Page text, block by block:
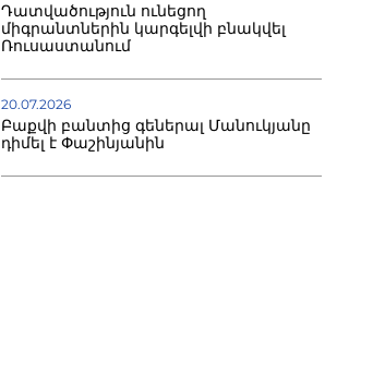
Դատվածություն ունեցող
միգրանտներին կարգելվի բնակվել
Ռուսաստանում
20.07.2026
Բաքվի բանտից գեներալ Մանուկյանը
դիմել է Փաշինյանին